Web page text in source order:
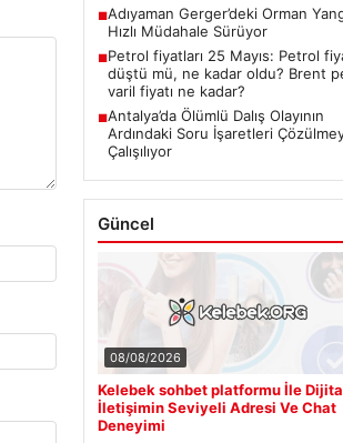
■Adıyaman Gerger’deki Orman
Hızlı Müdahale Sürüyor
■Petrol fiyatları 25 Mayıs: Petrol
düştü mü, ne kadar oldu? Brent
varil fiyatı ne kadar?
■Antalya’da Ölümlü Dalış Olayının
Ardındaki Soru İşaretleri
Çalışılıyor
Güncel
08/08/2026
Kelebek sohbet platformu İle
İletişimin Seviyeli Adresi Ve Chat
Deneyimi